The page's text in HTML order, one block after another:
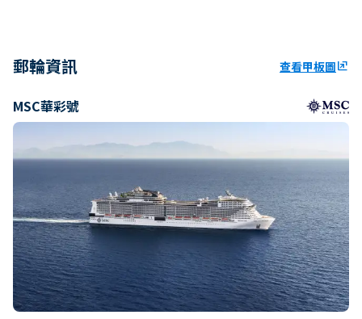
郵輪資訊 查看甲板圖ungroup
MSC華彩號